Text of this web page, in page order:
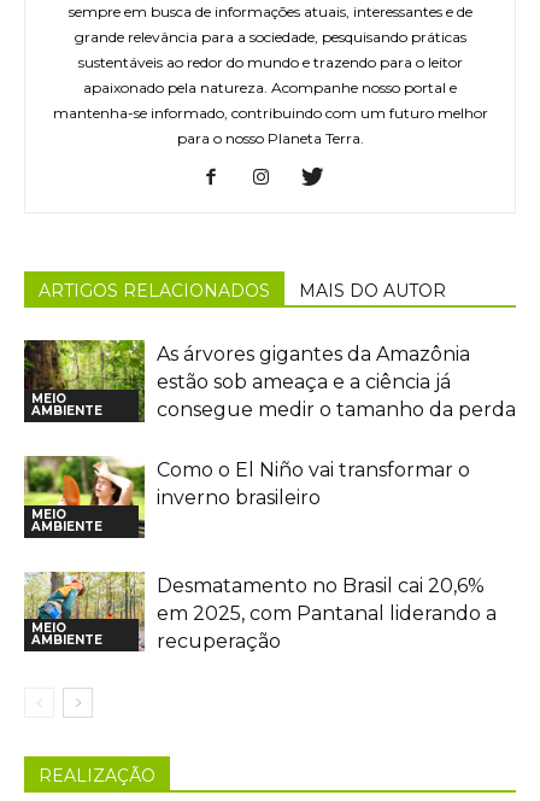
sempre em busca de informações atuais, interessantes e de
grande relevância para a sociedade, pesquisando práticas
sustentáveis ao redor do mundo e trazendo para o leitor
apaixonado pela natureza. Acompanhe nosso portal e
mantenha-se informado, contribuindo com um futuro melhor
para o nosso Planeta Terra.
ARTIGOS RELACIONADOS MAIS DO AUTOR
MEIO
AMBIENTE
As árvores gigantes da Amazônia
estão sob ameaça e a ciência já
consegue medir o tamanho da perda
MEIO
AMBIENTE
Como o El Niño vai transformar o
inverno brasileiro
MEIO
AMBIENTE
Desmatamento no Brasil cai 20,6%
em 2025, com Pantanal liderando a
recuperação
REALIZAÇÃO